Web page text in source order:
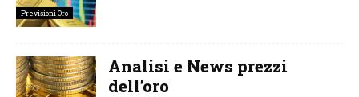
Previsioni Oro
Analisi e News prezzi
dell’oro